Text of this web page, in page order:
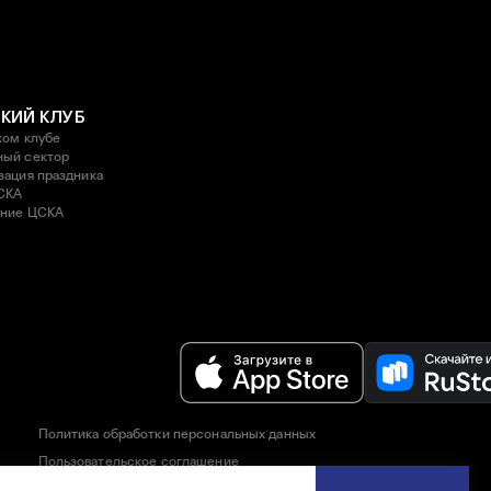
КЛУБ
клубе
сектор
праздника
ЦСКА
Политика обработки персональных данных
Пользовательское соглашение